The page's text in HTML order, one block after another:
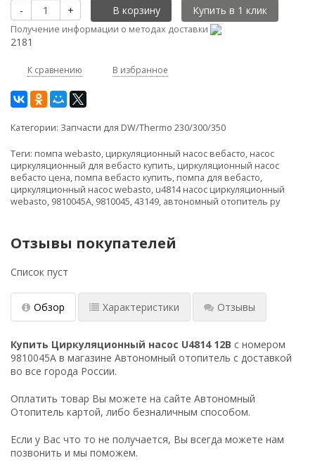
- + В корзину
Получение информации о методах доставки
2181
К сравнению В избранное
Категории: Запчасти для DW/Thermo 230/300/350
Теги: помпа webasto, циркуляционный насос вебасто, насос
циркуляционный для вебасто купить, циркуляционный насос
вебасто цена, помпа вебасто купить, помпа для вебасто,
циркуляционный насос webasto, u4814 насос циркуляционный
webasto, 9810045A, 9810045,43149, автономный отопитель ру
Отзывы покупателей
Список пуст
Обзор Характеристики Отзывы
Купить Циркуляционный насос U4814 12В с номером
9810045A в магазине Автономный отопитель с доставкой
во все города России.
Оплатить товар Вы можете на сайте Автономный
Отопитель картой, либо безналичным способом.
Если у Вас что то не получается, Вы всегда можете нам
позвонить и мы поможем.